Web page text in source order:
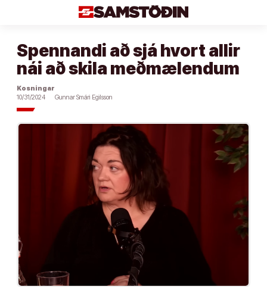
Spennandi að sjá hvort allir
nái að skila meðmælendum
Kosningar
10/31/2024
Gunnar Smári Egilsson